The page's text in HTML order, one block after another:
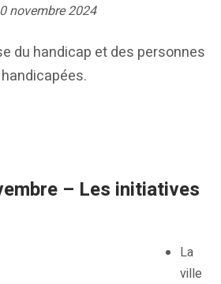
novembre 2024
du handicap et des personnes
handicapées.
– Les initiatives
La
ville